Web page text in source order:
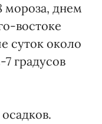
мороза, днем
востоке
суток около
градусов